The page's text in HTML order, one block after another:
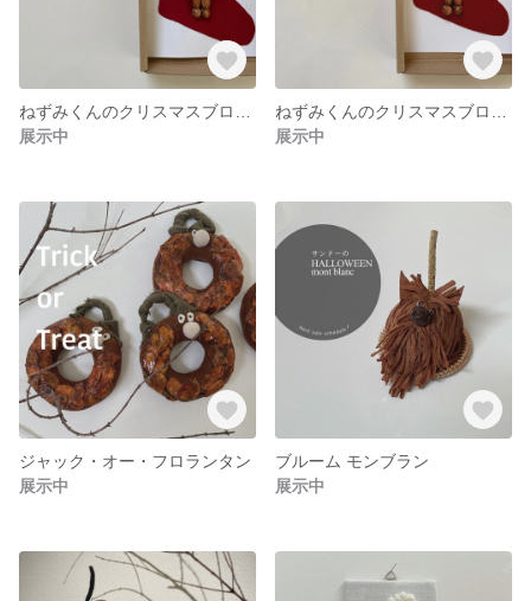
展示中
展示中
ジャック・オー・フロランタン
展示中
ブルーム モンブラン
展示中